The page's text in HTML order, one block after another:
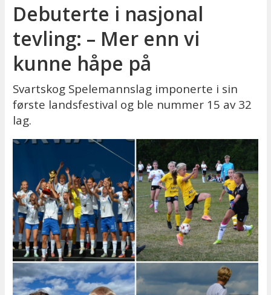
Debuterte i nasjonal
tevling: – Mer enn vi
kunne håpe på
Svartskog Spelemannslag imponerte i sin
første landsfestival og ble nummer 15 av 32
lag.